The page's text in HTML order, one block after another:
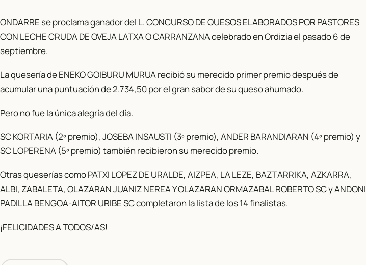
ONDARRE se proclama ganador del L. CONCURSO DE QUESOS ELABORADOS POR PASTORES
CON LECHE CRUDA DE OVEJA LATXA O CARRANZANA celebrado en Ordizia el pasado 6 de
septiembre.
La quesería de ENEKO GOIBURU MURUA recibió su merecido primer premio después de
acumular una puntuación de 2.734,50 por el gran sabor de su queso ahumado.
Pero no fue la única alegría del día.
SC KORTARIA (2º premio), JOSEBA INSAUSTI (3º premio), ANDER BARANDIARAN (4º premio) y
SC LOPERENA (5º premio) también recibieron su merecido premio.
Otras queserías como PATXI LOPEZ DE URALDE, AIZPEA, LA LEZE, BAZTARRIKA, AZKARRA,
ALBI, ZABALETA, OLAZARAN JUANIZ NEREA Y OLAZARAN ORMAZABAL ROBERTO SC y ANDONI
PADILLA BENGOA-AITOR URIBE SC completaron la lista de los 14 finalistas.
¡FELICIDADES A TODOS/AS!